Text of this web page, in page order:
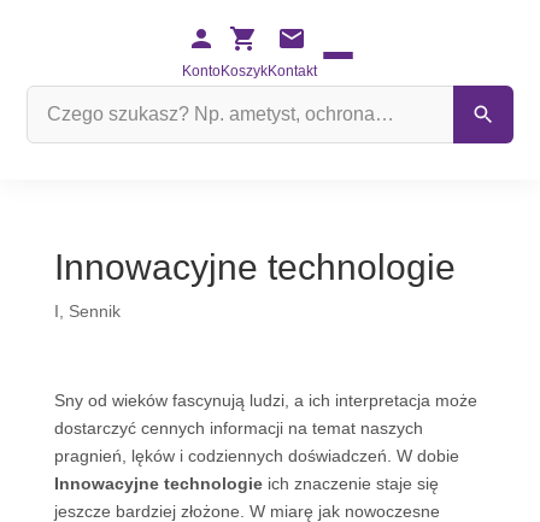
KontoKoszykKontakt
Innowacyjne technologie
I Sennik
Sny od wieków fascynują ludzi, a ich interpretacja może
dostarczyć cennych informacji na temat naszych
pragnień, lęków i codziennych doświadczeń. W dobie
Innowacyjne technologieich znaczenie staje się
jeszcze bardziej złożone. W miarę jak nowoczesne